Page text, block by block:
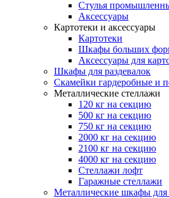
Стулья
Аксессуары
Картотеки и аксессуары
Картотеки
Шкафы больших
Аксессуары для
Шкафы для раздевалок
Скамейки гардеробные и
Металлические стеллажи
120 кг на секцию
500 кг на секцию
750 кг на секцию
2000 кг на секцию
2100 кг на секцию
4000 кг на секцию
Стеллажи лофт
Гаражные стеллажи
Металлические шкафы для